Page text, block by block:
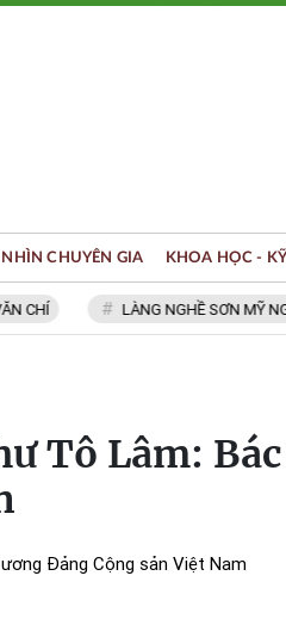
LÀNG NGHỀ SƠN MỸ
NHÌN CHUYÊN GIA KHOA HỌC -
Tô Lâm:
Đảng Cộng sản Việt Nam